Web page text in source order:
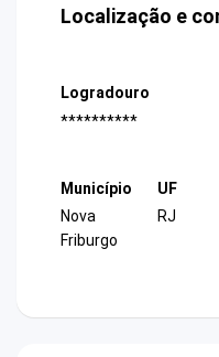
Localização e
Logradouro
**********
Município
Nova
Friburgo
UF
RJ